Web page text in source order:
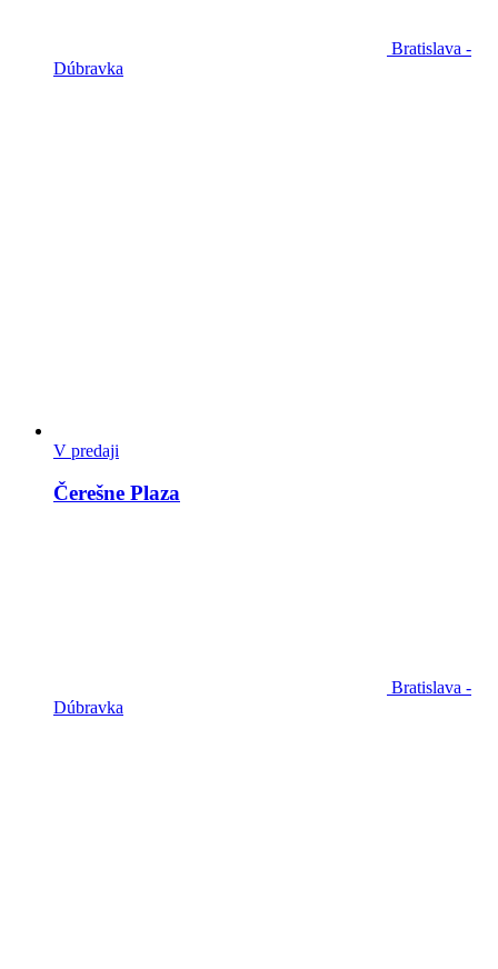
Bratislava -
Dúbravka
V predaji
Čerešne Plaza
Bratislava -
Dúbravka